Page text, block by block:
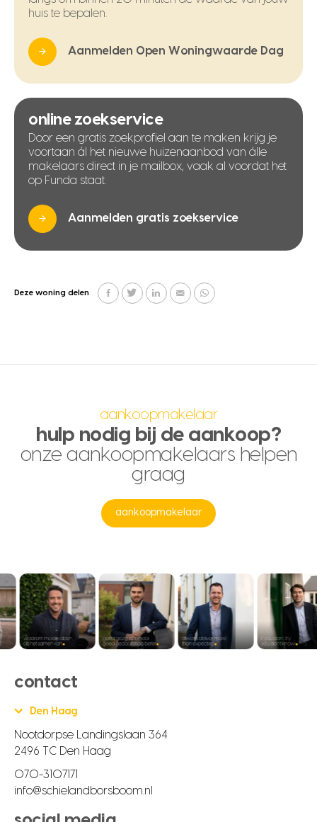
huis te bepalen.
Aanmelden Open Woningwaarde Dag
online zoekservice
Door een gratis zoekprofiel aan te maken krijg je
voortaan ál het nieuwe huizenaanbod van álle
makelaars direct in je mailbox, vaak al voordat het
op Funda staat.
Aanmelden gratis zoekservice
Deze woning delen
aankoopmakelaar
hulp nodig bij de aankoop?
onze aankoopmakelaars helpen
graag
aankoopmakelaar
contact
Den Haag
Nootdorpse Landingslaan 364
2496 TC Den Haag
070-3107171
info@schielandborsboom.nl